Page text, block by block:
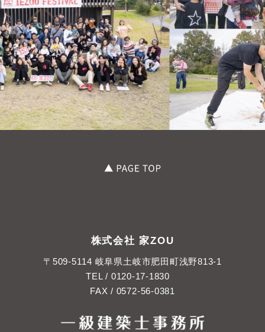
株式会社 家ZOU
〒509-5114 岐阜県土岐市肥田町浅野813-1
TEL / 0120-17-1830
FAX / 0572-56-0381